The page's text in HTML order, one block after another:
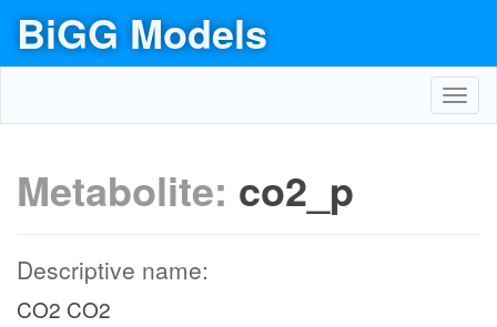
BiGG Models
Metabolite: co2_p
Descriptive name:
CO2 CO2